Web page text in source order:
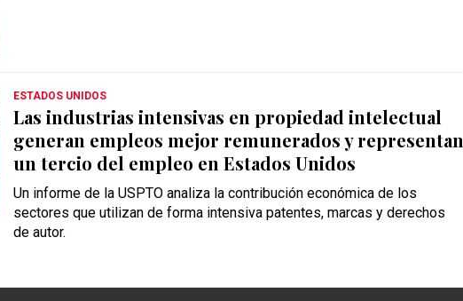
ESTADOS UNIDOS
Las industrias intensivas en propiedad intelectual
generan empleos mejor remunerados y representan
un tercio del empleo en Estados Unidos
Un informe de la USPTO analiza la contribución económica de los
sectores que utilizan de forma intensiva patentes, marcas y derechos
de autor.